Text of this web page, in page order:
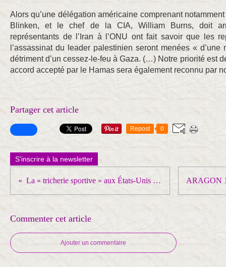
Alors qu’une délégation américaine comprenant
Blinken, et le chef de la CIA, William Burns, doit
représentants de l’Iran à l’ONU ont fait savoir que les
l’assassinat du leader palestinien seront menées «
détriment d’un cessez-le-feu à Gaza. (…) Notre priorité est
accord accepté par le Hamas sera également reconnu par
Partager cet article
Repost 0
S'inscrire à la newsletter
La « tricherie sportive » aux États-Unis est-elle systématique ? Le monde a besoin d’une réponse
Commenter cet article
Ajouter un commentaire